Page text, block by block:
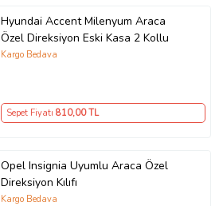
Hyundai Accent Milenyum Araca
Özel Direksiyon Eski Kasa 2 Kollu
Kargo Bedava
Sepet Fiyatı 810,00 TL
Opel Insignia Uyumlu Araca Özel
Direksiyon Kılıfı
Kargo Bedava